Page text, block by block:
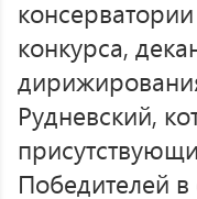
конкурса,
Рудневский,
Победителей